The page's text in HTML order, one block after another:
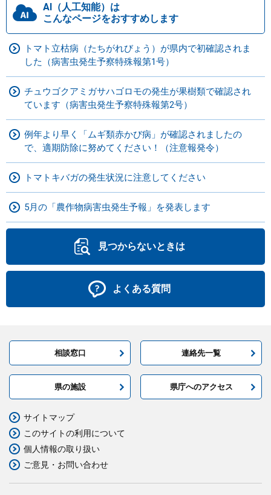
AI（人工知能）は
こんなページをおすすめします
トマト立枯病（たちがれびょう）が県内で初確認されま
した（病害虫発生予察特殊報第1号）
チュウゴクアミガサハゴロモの発生が果樹類で確認され
ています（病害虫発生予察特殊報第2号）
例年より早く「ムギ類赤かび病」が確認されましたの
で、適期防除に努めてください！（注意報発令）
トマトキバガの発生状況に注意してください
5月の「農作物病害虫発生予報」を発表します
見つからないときは
よくある質問
相談窓口 連絡先一覧
県の施設 県庁へのアクセス
サイトマップ
このサイトの利用について
個人情報の取り扱い
ご意見・お問い合わせ